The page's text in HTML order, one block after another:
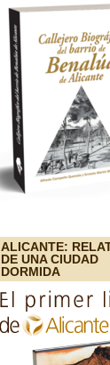
ALICANTE:
DE UNA CIUDAD
DORMIDA